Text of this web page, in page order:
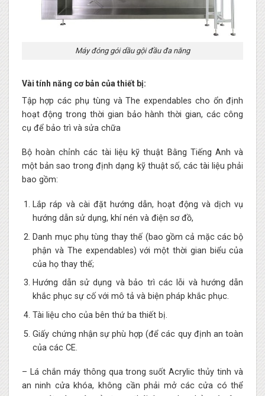
Máy đóng gói dầu gội đầu đa năng
Vài tính năng cơ bản của thiết bị:
Tập hợp các phụ tùng và The expendables cho ổn định
hoạt động trong thời gian bảo hành thời gian, các công
cụ để bảo trì và sửa chữa
Bộ hoàn chỉnh các tài liệu kỹ thuật Bằng Tiếng Anh và
một bản sao trong định dạng kỹ thuật số, các tài liệu phải
bao gồm:
Lắp ráp và cài đặt hướng dẫn, hoạt động và dịch vụ
hướng dẫn sử dụng, khí nén và điện sơ đồ,
Danh mục phụ tùng thay thế (bao gồm cả mặc các bộ
phận và The expendables) với một thời gian biểu của
của họ thay thế;
Hướng dẫn sử dụng và bảo trì các lỗi và hướng dẫn
khắc phục sự cố với mô tả và biện pháp khắc phục.
Tài liệu cho của bên thứ ba thiết bị.
Giấy chứng nhận sự phù hợp (để các quy định an toàn
của các CE.
– Lá chắn máy thông qua trong suốt Acrylic thủy tinh và
an ninh cửa khóa, không cần phải mở các cửa có thể